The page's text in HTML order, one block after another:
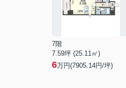
7階
7.59坪 (25.11㎡)
6万円(7905.14円/坪)